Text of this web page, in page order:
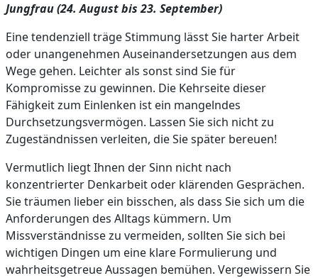
Jungfrau (24. August bis 23. September)
Eine tendenziell träge Stimmung lässt Sie harter Arbeit
oder unangenehmen Auseinandersetzungen aus dem
Wege gehen. Leichter als sonst sind Sie für
Kompromisse zu gewinnen. Die Kehrseite dieser
Fähigkeit zum Einlenken ist ein mangelndes
Durchsetzungsvermögen. Lassen Sie sich nicht zu
Zugeständnissen verleiten, die Sie später bereuen!
Vermutlich liegt Ihnen der Sinn nicht nach
konzentrierter Denkarbeit oder klärenden Gesprächen.
Sie träumen lieber ein bisschen, als dass Sie sich um die
Anforderungen des Alltags kümmern. Um
Missverständnisse zu vermeiden, sollten Sie sich bei
wichtigen Dingen um eine klare Formulierung und
wahrheitsgetreue Aussagen bemühen. Vergewissern Sie